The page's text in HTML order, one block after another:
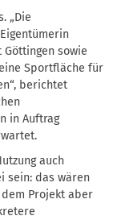
„Die
sowie
Sportfläche für
berichtet
in Auftrag
auch
sein: das wären
dem Projekt aber